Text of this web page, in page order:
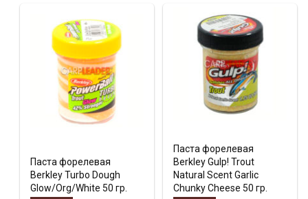
Паста форелевая
Berkley Turbo Dough
Glow/Org/White 50 гр.
Паста форелевая
Berkley Gulp! Trout
Natural Scent Garlic
Chunky Cheese 50 гр.